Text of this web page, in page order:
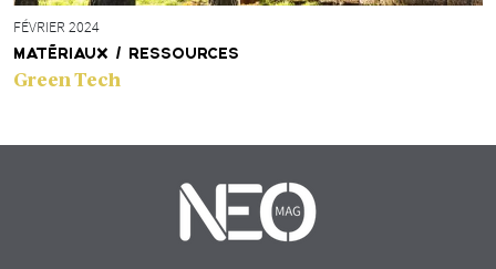
FÉVRIER 2024
MATÉRIAUX / RESSOURCES
Green Tech